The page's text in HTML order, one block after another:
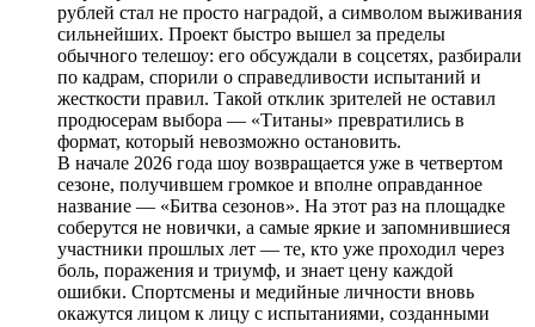
рублей стал не просто наградой, а символом выживания
сильнейших. Проект быстро вышел за пределы
обычного телешоу: его обсуждали в соцсетях, разбирали
по кадрам, спорили о справедливости испытаний и
жесткости правил. Такой отклик зрителей не оставил
продюсерам выбора — «Титаны» превратились в
формат, который невозможно остановить.
В начале 2026 года шоу возвращается уже в четвертом
сезоне, получившем громкое и вполне оправданное
название — «Битва сезонов». На этот раз на площадке
соберутся не новички, а самые яркие и запомнившиеся
участники прошлых лет — те, кто уже проходил через
боль, поражения и триумф, и знает цену каждой
ошибки. Спортсмены и медийные личности вновь
окажутся лицом к лицу с испытаниями, созданными